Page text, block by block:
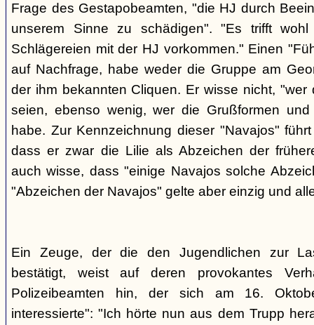
Frage des Gestapobeamten, "die HJ durch
unserem Sinne zu schädigen". "Es trifft
Schlägereien mit der HJ vorkommen." Einen
auf Nachfrage, habe weder die Gruppe am
der ihm bekannten Cliquen. Er wisse nicht, "wer
seien, ebenso wenig, wer die Grußformen
habe. Zur Kennzeichnung dieser "Navajos"
dass er zwar die Lilie als Abzeichen der
auch wisse, dass "einige Navajos solche
"Abzeichen der Navajos" gelte aber einzig und
Ein Zeuge, der die den Jugendlichen zur
bestätigt, weist auf deren provokantes
Polizeibeamten hin, der sich am 16.
interessierte": "Ich hörte nun aus dem Trupp